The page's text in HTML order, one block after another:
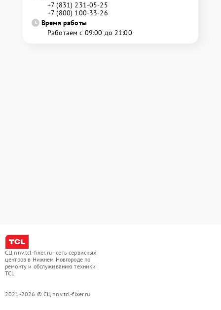
+7 (831) 231-05-25
+7 (800) 100-33-26
Время работы
Работаем с 09:00 до 21:00
СЦ nnv.tcl-fixer.ru - сеть сервисных
центров в Нижнем Новгороде по
ремонту и обслуживанию техники
TCL
2021-2026 © СЦ nnv.tcl-fixer.ru